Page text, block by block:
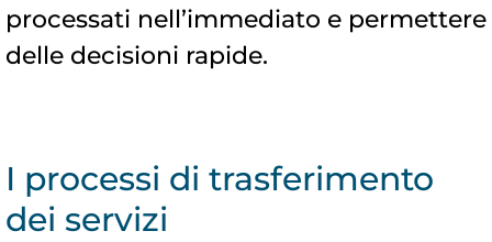
processati nell’immediato e permettere
delle decisioni rapide.
I processi di trasferimento
dei servizi